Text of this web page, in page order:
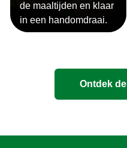
de maaltijden en klaar
in een handomdraai.
Ontdek